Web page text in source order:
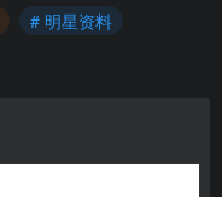
# 明星资料